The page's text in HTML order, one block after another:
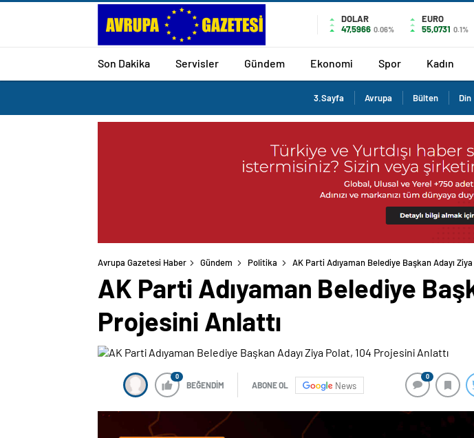
DOLAR
47,5966 0.06%
EURO
55,0731 0.1%
Son Dakika Servisler Gündem Ekonomi Spor Kadın
3.Sayfa Avrupa Bülten Din
Avrupa Gazetesi Haber Gündem Politika AK Parti Adıyaman Belediye Başkan Adayı
AK Parti Adıyaman Belediye
Projesini Anlattı
0
BEĞENDİM ABONE OL News
0